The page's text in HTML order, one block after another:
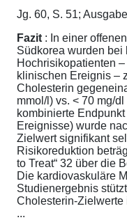
Jg. 60, S. 51;
Fazit : In einer
Südkorea wurden bei
Hochrisikopatienten
klinischen Ereignis –
Cholesterin
mmol/l) vs. < 70 mg/
kombinierte
Ereignisse) wurde
Zielwert signifikant
Risikoreduktion
to Treat“ 32 über die
Die kardiovaskuläre
Studienergebnis
Cholesterin-
...